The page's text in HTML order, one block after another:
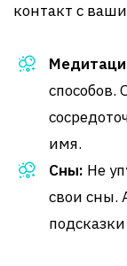
контакт с
способов.
имя.
Сны: Не
свои сны.